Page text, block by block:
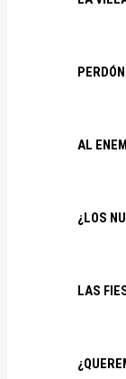
AL
¿LOS
LAS